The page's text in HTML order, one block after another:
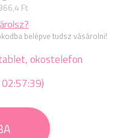
Ft
belépve tudsz vásárolni!
okostelefon